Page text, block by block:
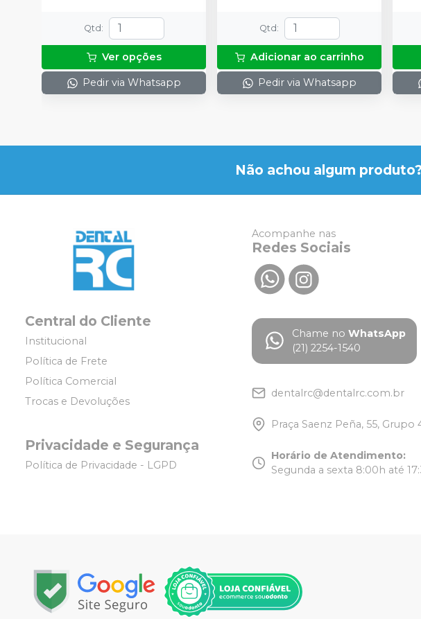
Qtd :
Ver opções
Pedir via Whatsapp
Qtd :
Adicionar ao carrinho
Pedir via Whatsapp
Não achou algum produto?
Central do Cliente
Institucional
Política de Frete
Política Comercial
Trocas e Devoluções
Privacidade e Segurança
Política de Privacidade - LGPD
Acompanhe nas
Redes Sociais
Chame no WhatsApp
(21) 2254-1540
dentalrc@dentalrc.com.br
Praça Saenz Peña, 55, Grupo
Horário de Atendimento:
Segunda a sexta 8:00h até